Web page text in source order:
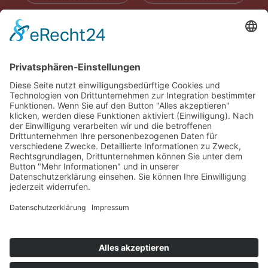
Impressum
AGB
Cookie-Einstellungen